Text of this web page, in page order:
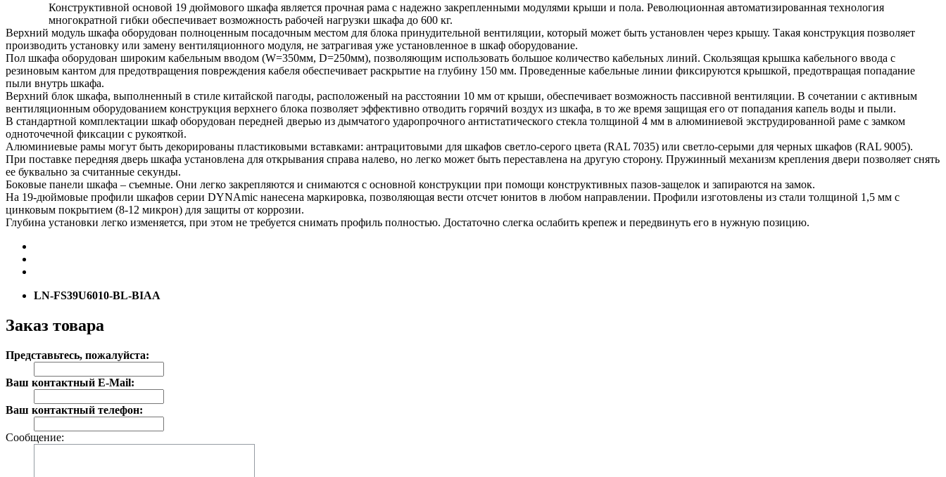
Конструктивной основой 19 дюймового шкафа является прочная рама с надежно закрепленными модулями крыши и пола. Революционная автоматизированная технология
многократной гибки обеспечивает возможность рабочей нагрузки шкафа до 600 кг.
Верхний модуль шкафа оборудован полноценным посадочным местом для блока принудительной вентиляции, который может быть установлен через крышу. Такая конструкция позволяет
производить установку или замену вентиляционного модуля, не затрагивая уже установленное в шкаф оборудование.
Пол шкафа оборудован широким кабельным вводом (W=350мм, D=250мм), позволяющим использовать большое количество кабельных линий. Скользящая крышка кабельного ввода с
резиновым кантом для предотвращения повреждения кабеля обеспечивает раскрытие на глубину 150 мм. Проведенные кабельные линии фиксируются крышкой, предотвращая попадание
пыли внутрь шкафа.
Верхний блок шкафа, выполненный в стиле китайской пагоды, расположеный на расстоянии 10 мм от крыши, обеспечивает возможность пассивной вентиляции. В сочетании с активным
вентиляционным оборудованием конструкция верхнего блока позволяет эффективно отводить горячий воздух из шкафа, в то же время защищая его от попадания капель воды и пыли.
В стандартной комплектации шкаф оборудован передней дверью из дымчатого ударопрочного антистатического стекла толщиной 4 мм в алюминиевой экструдированной раме с замком
одноточечной фиксации с рукояткой.
Алюминиевые рамы могут быть декорированы пластиковыми вставками: антрацитовыми для шкафов светло-серого цвета (RAL 7035) или светло-серыми для черных шкафов (RAL 9005).
При поставке передняя дверь шкафа установлена для открывания справа налево, но легко может быть переставлена на другую сторону. Пружинный механизм крепления двери позволяет снять
ее буквально за считанные секунды.
Боковые панели шкафа – съемные. Они легко закрепляются и снимаются с основной конструкции при помощи конструктивных пазов-защелок и запираются на замок.
На 19-дюймовые профили шкафов серии DYNAmic нанесена маркировка, позволяющая вести отсчет юнитов в любом направлении. Профили изготовлены из стали толщиной 1,5 мм с
цинковым покрытием (8-12 микрон) для защиты от коррозии.
Глубина установки легко изменяется, при этом не требуется снимать профиль полностью. Достаточно слегка ослабить крепеж и передвинуть его в нужную позицию.
LN-FS39U6010-BL-BIAA
Заказ товара
Представьтесь, пожалуйста:
Ваш контактный E-Mail:
Ваш контактный телефон:
Сообщение: